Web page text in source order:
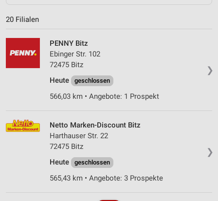
20 Filialen
❯
PENNY Bitz
Ebinger Str. 102
72475 Bitz
Heute
geschlossen
566,03 km • Angebote: 1 Prospekt
❯
Netto Marken-Discount Bitz
Harthauser Str. 22
72475 Bitz
Heute
geschlossen
565,43 km • Angebote: 3 Prospekte